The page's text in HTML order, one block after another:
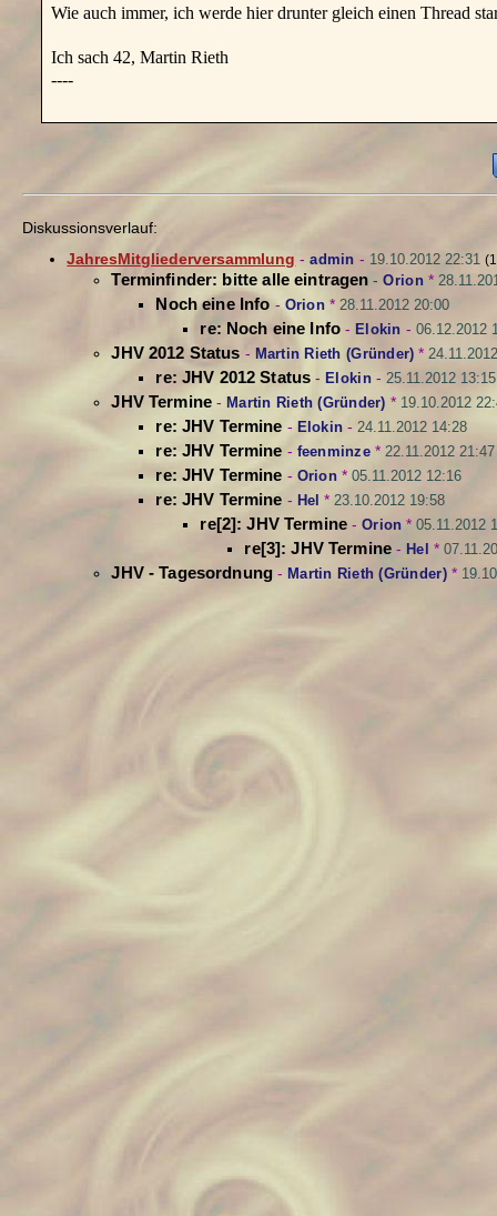
Wie auch immer, ich werde hier drunter gleich einen Thread
Ich sach 42, Martin Rieth
----
Diskussionsverlauf:
JahresMitgliederversammlung -admin - 19.10.2012 22:31
Terminfinder: bitte alle eintragen -Orion*
Noch eine Info - Orion* 28.11.2012 20:00
re: Noch eine Info - Elokin - 06.12.2012
JHV 2012 Status - Martin Rieth (Gründer) *
re: JHV 2012 Status - Elokin- 25.11.2012 13:15
JHV Termine - Martin Rieth (Gründer) * 19.10.2012
re: JHV Termine - Elokin -24.11.2012 14:28
re: JHV Termine - feenminze* 22.11.2012 21:47
re: JHV Termine - Orion* 05.11.2012 12:16
re: JHV Termine - Hel *23.10.2012 19:58
re[2]: JHV Termine -Orion *05.11.2012
re[3]: JHV Termine - Hel *
JHV - Tagesordnung - Martin Rieth (Gründer)*